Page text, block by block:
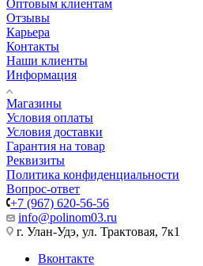
Оптовым клиентам
Отзывы
Карьера
Контакты
Наши клиенты
Информация
Магазины
Условия оплаты
Условия доставки
Гарантия на товар
Реквизиты
Политика конфиденциальности
Вопрос-ответ
+7 (967) 620-56-56
info@polinom03.ru
г. Улан-Удэ, ул. Трактовая, 7к1
Вконтакте